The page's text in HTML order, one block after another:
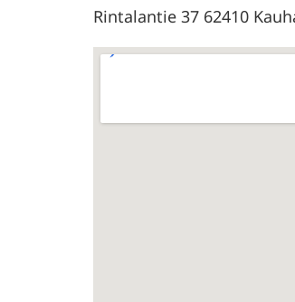
Rintalantie 37 62410